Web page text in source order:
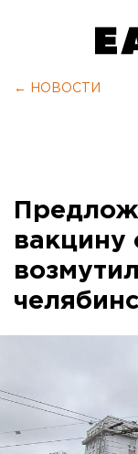
← НОВОСТИ
вакцину